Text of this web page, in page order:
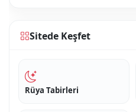
Sitede Keşfet
Rüya Tabirleri